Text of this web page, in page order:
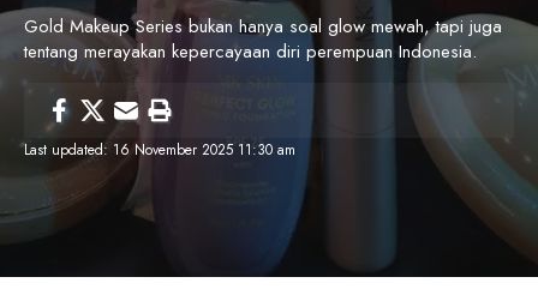
Gold Makeup Series bukan hanya soal glow mewah, tapi juga
tentang merayakan kepercayaan diri perempuan Indonesia.
Last updated: 16 November 2025 11:30 am